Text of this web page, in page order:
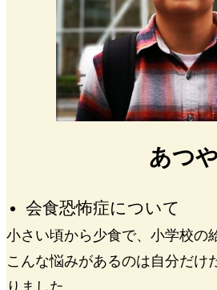
あつや
会食恐怖症について
小さい頃から少食で、小学校の
こんな悩みがあるのは自分だ
りました。